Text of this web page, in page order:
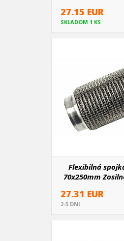
27.15 EUR
SKLADOM 1 KS
Flexibilná
70x250mm
27.31 EUR
2-5 DNI